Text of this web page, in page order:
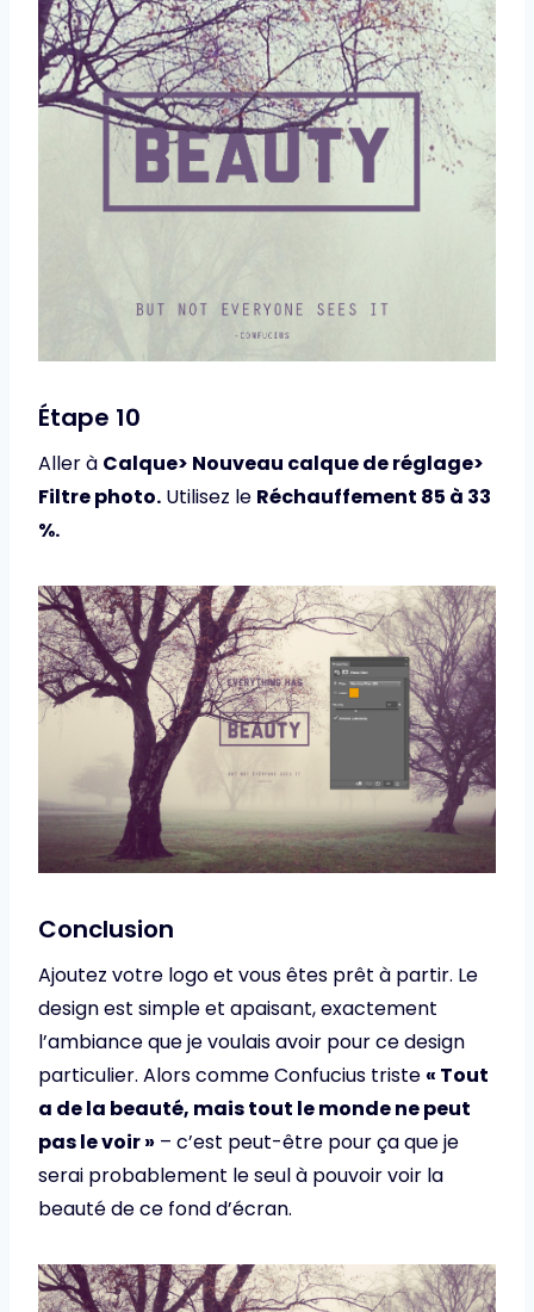
Étape 10
Aller à Calque> Nouveau calque de réglage>
Filtre photo. Utilisez le Réchauffement 85 à 33
%.
Conclusion
Ajoutez votre logo et vous êtes prêt à partir. Le
design est simple et apaisant, exactement
l’ambiance que je voulais avoir pour ce design
particulier. Alors comme Confucius triste « Tout
a de la beauté, mais tout le monde ne peut
pas le voir » – c’est peut-être pour ça que je
serai probablement le seul à pouvoir voir la
beauté de ce fond d’écran.